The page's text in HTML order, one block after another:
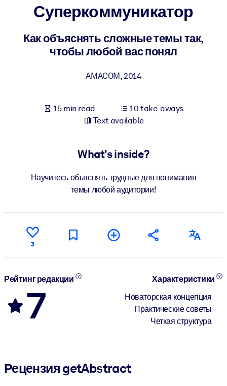
For LMS/LXP
Bring bite-sized, verified knowledge into your LMS/LXP for
For Corporate Libraries
knowledge.
Суперкоммуникатор
Как объяснять сложные темы так,
чтобы любой вас понял
AMACOM,2014
15 min read
10 take-aways
Text available
What's inside?
Научитесь объяснять трудные для понимания
темы любой аудитории!
3
Рейтинг редакции
7
Характеристики
Новаторская концепция
Практические советы
Четкая структура
Рецензия getAbstract